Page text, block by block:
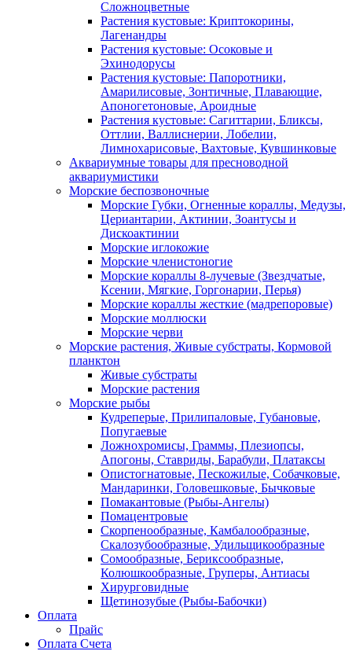
Сложноцветные
Растения кустовые: Криптокорины,
Лагенандры
Растения кустовые: Осоковые и
Эхинодорусы
Растения кустовые: Папоротники,
Амарилисовые, Зонтичные, Плавающие,
Апоногетоновые, Ароидные
Растения кустовые: Сагиттарии, Бликсы,
Оттлии, Валлиснерии, Лобелии,
Лимнохарисовые, Вахтовые, Кувшинковые
Аквариумные товары для пресноводной
аквариумистики
Морские беспозвоночные
Морские Губки, Огненные кораллы, Медузы,
Цериантарии, Актинии, Зоантусы и
Дискоактинии
Морские иглокожие
Морские членистоногие
Морские кораллы 8-лучевые (Звездчатые,
Ксении, Мягкие, Горгонарии, Перья)
Морские кораллы жесткие (мадрепоровые)
Морские моллюски
Морские черви
Морские растения, Живые субстраты, Кормовой
планктон
Живые субстраты
Морские растения
Морские рыбы
Кудреперые, Прилипаловые, Губановые,
Попугаевые
Ложнохромисы, Граммы, Плезиопсы,
Апогоны, Ставриды, Барабули, Платаксы
Опистогнатовые, Пескожилые, Собачковые,
Мандаринки, Головешковые, Бычковые
Помакантовые (Рыбы-Ангелы)
Помацентровые
Скорпенообразные, Камбалообразные,
Скалозубообразные, Удильщикообразные
Сомообразные, Бериксообразные,
Колюшкообразные, Груперы, Антиасы
Хирурговидные
Щетинозубые (Рыбы-Бабочки)
Оплата
Прайс
Оплата Счета